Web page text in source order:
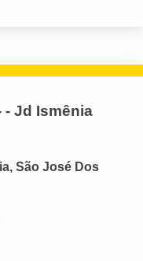
- Jd Ismênia
São José Dos